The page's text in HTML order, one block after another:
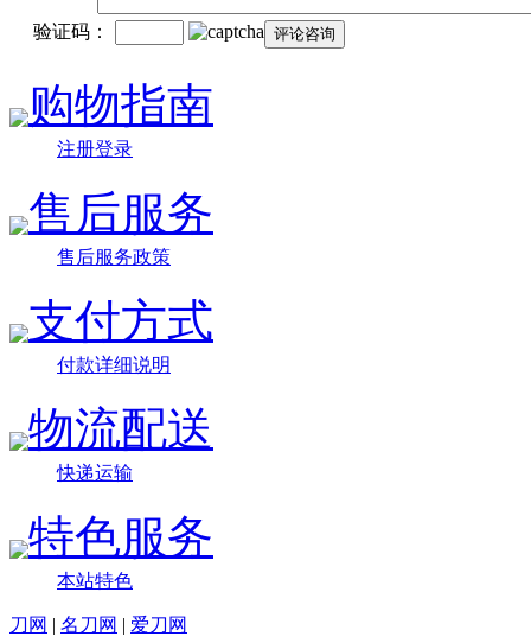
验证码：
购物指南
注册登录
售后服务
售后服务政策
支付方式
付款详细说明
物流配送
快递运输
特色服务
本站特色
刀网 | 名刀网 | 爱刀网